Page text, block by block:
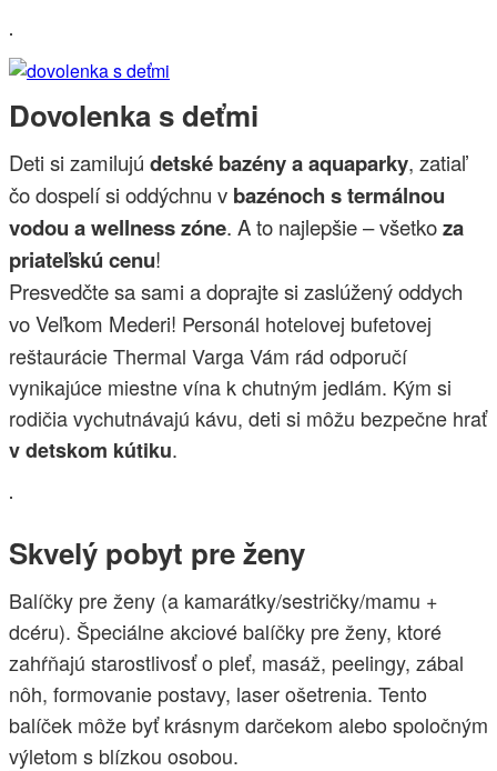
.
Dovolenka s deťmi
Deti si zamilujú detské bazény a aquaparky, zatiaľ
čo dospelí si oddýchnu v bazénoch s termálnou
vodou a wellness zóne. A to najlepšie – všetkoza
priateľskú cenu!
Presvedčte sa sami a doprajte si zaslúžený oddych
vo Veľkom Mederi! Personál hotelovej bufetovej
reštaurácie Thermal Varga Vám rád odporučí
vynikajúce miestne vína k chutným jedlám. Kým si
rodičia vychutnávajú kávu, deti si môžu bezpečne hrať
v detskom kútiku.
.
Skvelý pobyt pre ženy
Balíčky pre ženy (a kamarátky/sestričky/mamu +
dcéru). Špeciálne akciové balíčky pre ženy, ktoré
zahŕňajú starostlivosť o pleť, masáž, peelingy, zábal
nôh, formovanie postavy, laser ošetrenia. Tento
balíček môže byť krásnym darčekom alebo spoločným
výletom s blízkou osobou.